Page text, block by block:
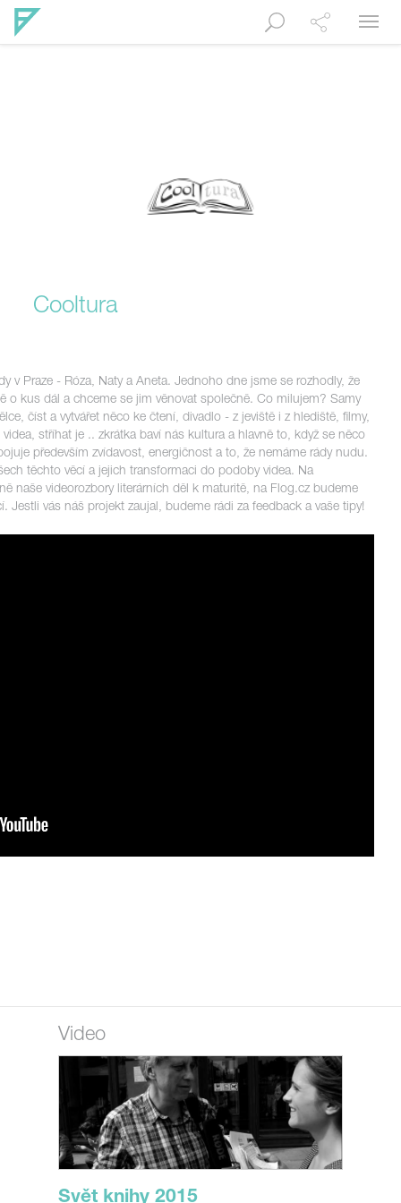
Cooltura
v Praze - Róza, Naty a Aneta. Jednoho dne jsme se rozhodly, že
o kus dál a chceme se jim věnovat společně. Co milujem? Samy
číst a vytvářet něco ke čtení, divadlo - z jeviště i z hlediště, filmy,
stříhat je .. zkrátka baví nás kultura a hlavně to, když se něco
především zvídavost, energičnost a to, že nemáme rády nudu.
těchto věcí a jejich transformaci do podoby videa. Na
naše videorozbory literárních děl k maturitě, na Flog.cz budeme
Jestli vás náš projekt zaujal, budeme rádi za feedback a vaše tipy!
Video
Svět knihy 2015